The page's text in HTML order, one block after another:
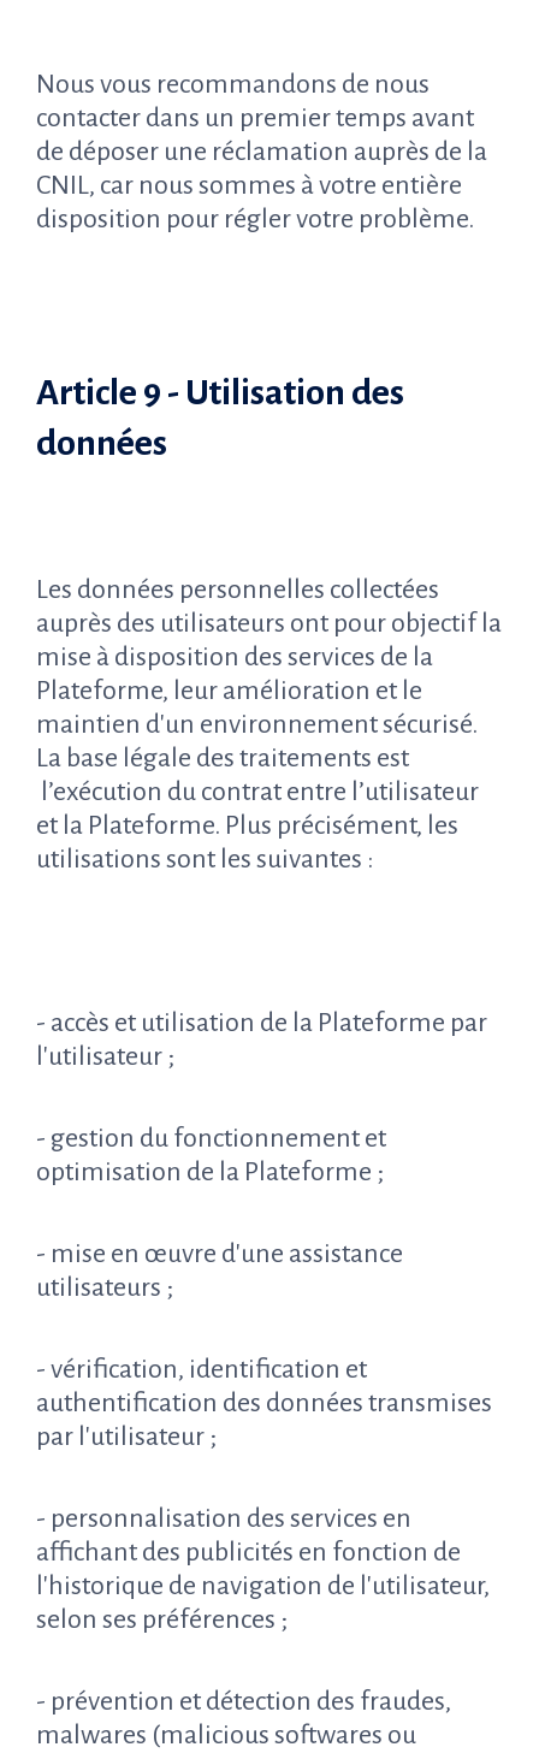
Nous vous recommandons de nous
contacter dans un premier temps avant
de déposer une réclamation auprès de la
CNIL, car nous sommes à votre entière
disposition pour régler votre problème.
Article 9 - Utilisation des
données
Les données personnelles collectées
auprès des utilisateurs ont pour objectif la
mise à disposition des services de la
Plateforme, leur amélioration et le
maintien d'un environnement sécurisé.
La base légale des traitements est
l’exécution du contrat entre l’utilisateur
et la Plateforme. Plus précisément, les
utilisations sont les suivantes :
- accès et utilisation de la Plateforme par
l'utilisateur ;
- gestion du fonctionnement et
optimisation de la Plateforme ;
- mise en œuvre d'une assistance
utilisateurs ;
- vérification, identification et
authentification des données transmises
par l'utilisateur ;
- personnalisation des services en
affichant des publicités en fonction de
l'historique de navigation de l'utilisateur,
selon ses préférences ;
- prévention et détection des fraudes,
malwares (malicious softwares ou